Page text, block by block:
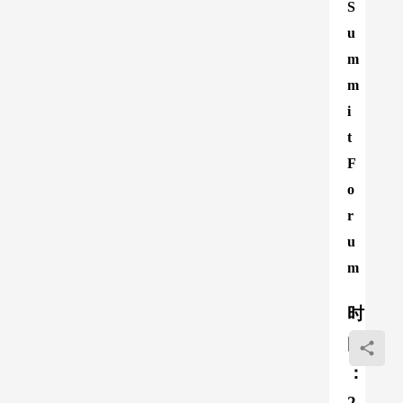
S
u
m
m
i
t
F
o
r
u
m
时
间
：